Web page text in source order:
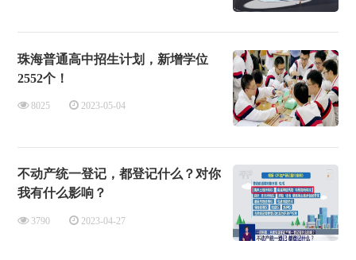
珠海普通高中招生计划，新增学位
2552个！
8025 2023-05-04
不动产统一登记，都登记什么？对你
我有什么影响？
3790 2023-04-27